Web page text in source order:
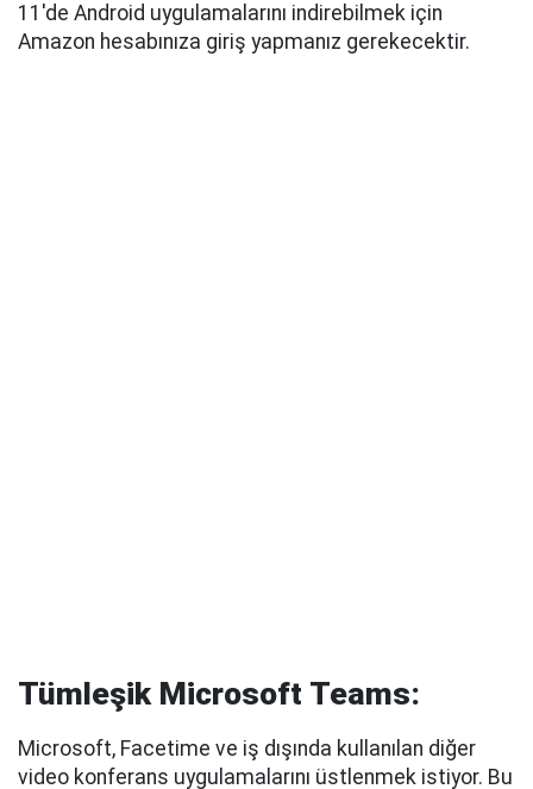
11'de Android uygulamalarını indirebilmek için
Amazon hesabınıza giriş yapmanız gerekecektir.
Tümleşik Microsoft Teams:
Microsoft, Facetime ve iş dışında kullanılan diğer
video konferans uygulamalarını üstlenmek istiyor. Bu